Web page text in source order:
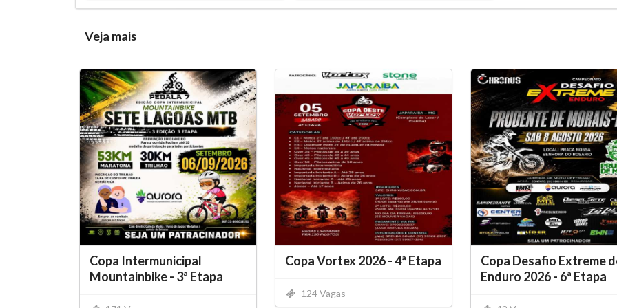
Veja mais
Copa Intermunicipal
Mountainbike - 3ª Etapa
Copa Vortex 2026 - 4ª Etapa
124 Vagas
Copa Desafio Extreme
Enduro 2026 - 6ª Etapa